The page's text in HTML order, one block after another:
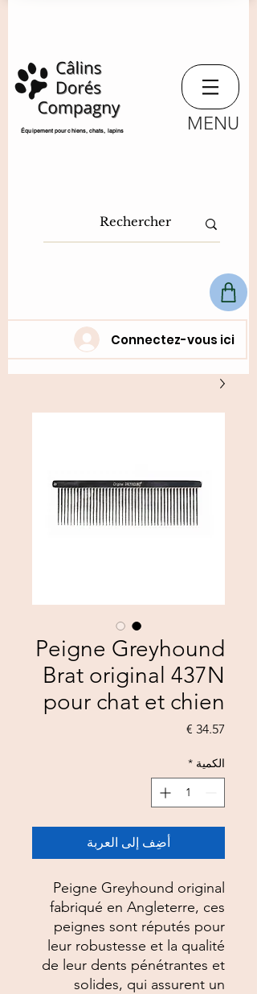
​Équipement pour chiens, chats, lapins MENU
Connectez-vous ici
Peigne Greyhound
Brat original 437N
pour chat et chien
السعر
الكمية *
أضِف إلى العربة
Peigne Greyhound original
fabriqué en Angleterre, ces
peignes sont réputés pour
leur robustesse et la qualité
de leur dents pénétrantes et
solides, qui assurent un